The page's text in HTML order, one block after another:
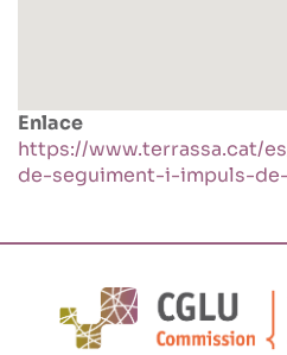
Enlace
https://www.terrassa.cat/
de-seguiment-i-impuls-